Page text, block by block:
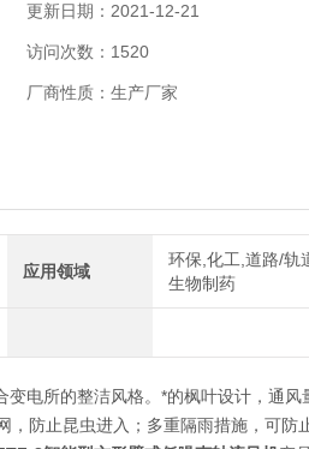
更新日期：2021-12-21
访问次数：1520
厂商性质：生产厂家
应用领域
环保,化工,道路/轨
生物制药
变电所的整洁风格。*的枫叶设计，通
防止昆虫进入；多重隔雨措施，可防